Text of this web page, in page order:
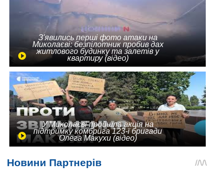
З'явились перші фото атаки на
Миколаєві: безпілотник пробив дах
житлового будинку та залетів у
квартиру (відео)
У Миколаєві пройшла акція на
підтримку комбрига 123-ї бригади
Олега Макухи (відео)